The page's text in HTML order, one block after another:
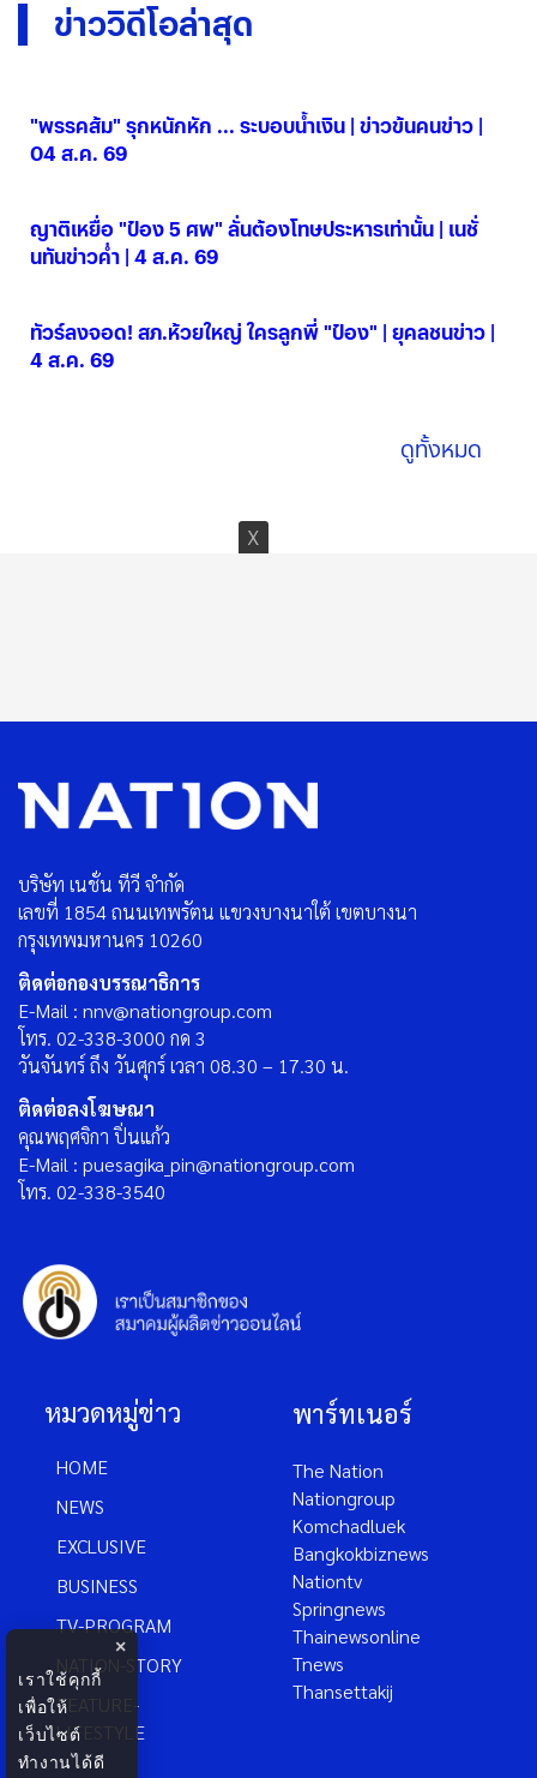
ข่าววิดีโอล่าสุด
"พรรคส้ม" รุกหนักหัก ... ระบอบน้ำเงิน | ข่าวข้นคนข่าว |
04 ส.ค. 69
ญาติเหยื่อ "ป๋อง 5 ศพ" ลั่นต้องโทษประหารเท่านั้น | เนชั่
นทันข่าวค่ำ | 4 ส.ค. 69
ทัวร์ลงจอด! สภ.ห้วยใหญ่ ใครลูกพี่ "ป๋อง" | ยุคลชนข่าว |
4 ส.ค. 69
ดูทั้งหมด
บริษัท เนชั่น ทีวี จำกัด
เลขที่ 1854 ถนนเทพรัตน แขวงบางนาใต้ เขตบางนา
กรุงเทพมหานคร 10260
ติดต่อกองบรรณาธิการ
E-Mail : nnv@nationgroup.com
โทร. 02-338-3000 กด 3
วันจันทร์ ถึง วันศุกร์ เวลา 08.30 – 17.30 น.
ติดต่อลงโฆษณา
คุณพฤศจิกา ปิ่นแก้ว
E-Mail : puesagika_pin@nationgroup.com
โทร. 02-338-3540
หมวดหมู่ข่าว
HOME
NEWS
EXCLUSIVE
BUSINESS
TV-PROGRAM
NATION-STORY
FEATURE-
LIFESTYLE
พาร์ทเนอร์
The Nation
Nationgroup
Komchadluek
Bangkokbiznews
Nationtv
Springnews
Thainewsonline
Tnews
Thansettakij
×
เราใช้คุกกี้
เพื่อให้
เว็บไซต์
ทำงานได้ดี